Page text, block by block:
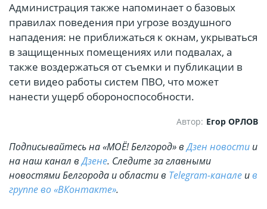
Администрация также напоминает о базовых
правилах поведения при угрозе воздушного
нападения: не приближаться к окнам, укрываться
в защищенных помещениях или подвалах, а
также воздержаться от съемки и публикации в
сети видео работы систем ПВО, что может
нанести ущерб обороноспособности.
Автор: Егор ОРЛОВ
Подписывайтесь на «МОЁ! Белгород» вДзен новости и
на наш канал вДзене. Cледите за главными
новостями Белгорода и области в Telegram-канале ив
группе во «ВКонтакте».